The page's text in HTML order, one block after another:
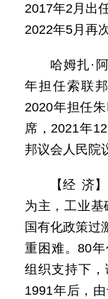
2017年2月出
2022年5月再
哈姆扎·
年担任索联
2020年担任
席，2021年
邦议会人民院
【经 济
为主，工业
国有化政策过
重困难。80
组织支持下，
1991年后，